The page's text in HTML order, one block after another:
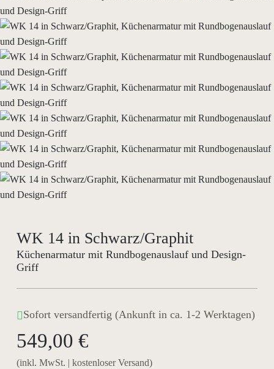
WK 14 in Schwarz/Graphit
Küchenarmatur mit Rundbogenauslauf und Design-
Griff
Sofort versandfertig (Ankunft in ca. 1-2 Werktagen)
549,00 €
(inkl. MwSt. | kostenloser Versand)